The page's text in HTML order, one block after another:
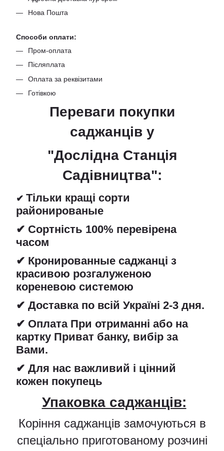
Нова Пошта
Способи оплати:
Пром-оплата
Післяплата
Оплата за реквізитами
Готівкою
Переваги покупки
саджанців у
"Дослідна Станція
Садівництва":
✔ Тільки кращі сорти
районированые
✔ Сортність 100% перевірена
часом
✔ Кронированные саджанці з
красивою розгалуженою
кореневою системою
✔ Доставка по всій Україні 2-3 дня.
✔ Оплата При отриманні або на
картку Приват банку, вибір за
Вами.
✔ Для нас важливий і цінний
кожен покупець
Упаковка саджанців:
Коріння саджанців замочуються в
спеціально приготованому розчині